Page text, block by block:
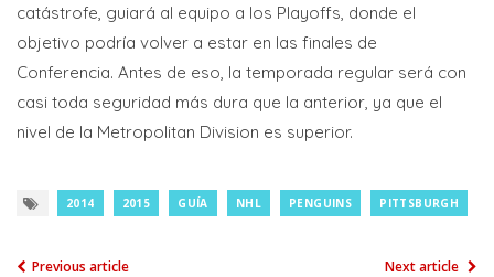
catástrofe, guiará al equipo a los Playoffs, donde el
objetivo podría volver a estar en las finales de
Conferencia. Antes de eso, la temporada regular será con
casi toda seguridad más dura que la anterior, ya que el
nivel de la Metropolitan Division es superior.
2014 2015 GUÍA NHL PENGUINS PITTSBURGH
Previous article Next article